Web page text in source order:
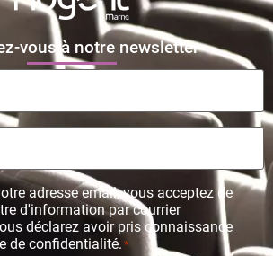
vous à notre newsletter
adresse email, vous acceptez de
d'information par courrier
déclarez avoir pris connaissance
de confidentialité. *